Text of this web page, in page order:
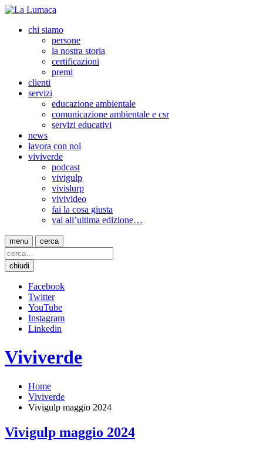
chi siamo
persone
la nostra storia
certificazioni
premi
clienti
servizi
educazione ambientale
comunicazione ambientale e csr
servizi educativi
news
lavora con noi
viviverde
podcast
vivigulp
vivislurp
vivivideo
fai la cosa giusta
vai all’ultima edizione…
menu cerca
chiudi
Facebook
Twitter
YouTube
Instagram
Linkedin
Viviverde
Home
Viviverde
Vivigulp maggio 2024
Vivigulp maggio 2024